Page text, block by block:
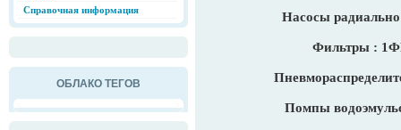
Справочная информация
ОБЛАКО ТЕГОВ
Насосы
Фильтры :
Помпы